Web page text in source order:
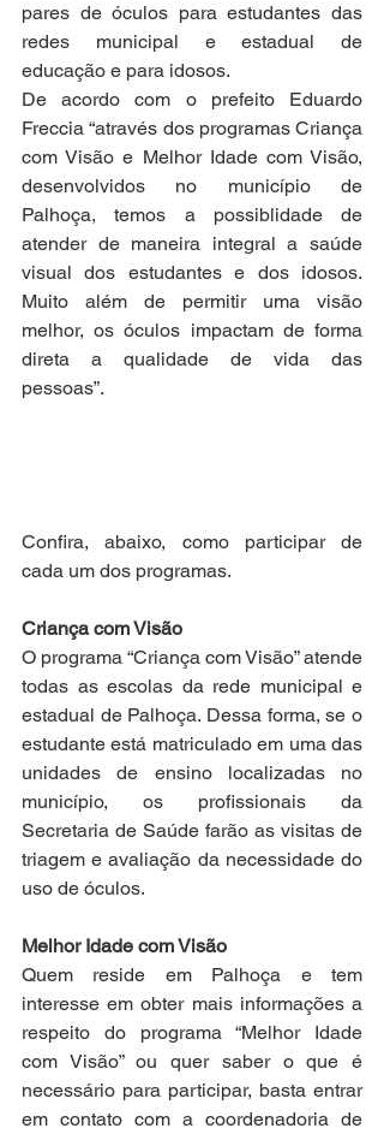
pares de óculos para estudantes das
redes municipal e estadual de
educação e para idosos.
De acordo com o prefeito Eduardo
Freccia “através dos programas Criança
com Visão e Melhor Idade com Visão,
desenvolvidos no município de
Palhoça, temos a possiblidade de
atender de maneira integral a saúde
visual dos estudantes e dos idosos.
Muito além de permitir uma visão
melhor, os óculos impactam de forma
direta a qualidade de vida das
pessoas”.
Confira, abaixo, como participar de
cada um dos programas.
Criança com Visão
O programa “Criança com Visão” atende
todas as escolas da rede municipal e
estadual de Palhoça. Dessa forma, se o
estudante está matriculado em uma das
unidades de ensino localizadas no
município, os profissionais da
Secretaria de Saúde farão as visitas de
triagem e avaliação da necessidade do
uso de óculos.
Melhor Idade com Visão
Quem reside em Palhoça e tem
interesse em obter mais informações a
respeito do programa “Melhor Idade
com Visão” ou quer saber o que é
necessário para participar, basta entrar
em contato com a coordenadoria de